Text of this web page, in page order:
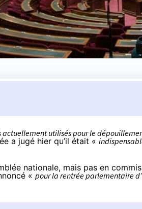
utilisés pour le
a jugé hier qu’il était «
nationale, mais pas en
« pour la rentrée parlementaire